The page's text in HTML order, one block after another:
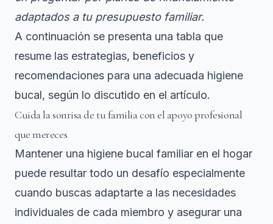
adaptados a tu presupuesto familiar.
A continuación se presenta una tabla que
resume las estrategias, beneficios y
recomendaciones para una adecuada higiene
bucal, según lo discutido en el artículo.
Cuida la sonrisa de tu familia con el apoyo profesional
que mereces
Mantener una higiene bucal familiar en el hogar
puede resultar todo un desafío especialmente
cuando buscas adaptarte a las necesidades
individuales de cada miembro y asegurar una